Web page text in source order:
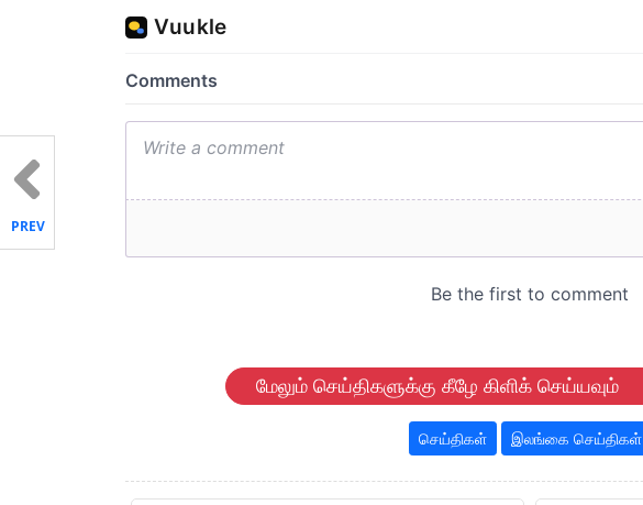
மேலும் செய்திகளுக்கு கீழே கிளிக் செய்யவும்
செய்திகள் இலங்கை செய்திகள்
PREV